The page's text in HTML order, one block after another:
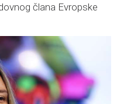
člana Evropske